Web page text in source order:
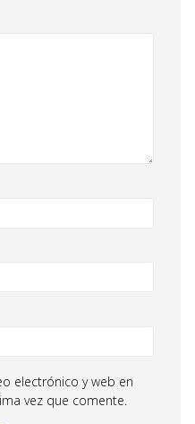
electrónico y web en
vez que comente.